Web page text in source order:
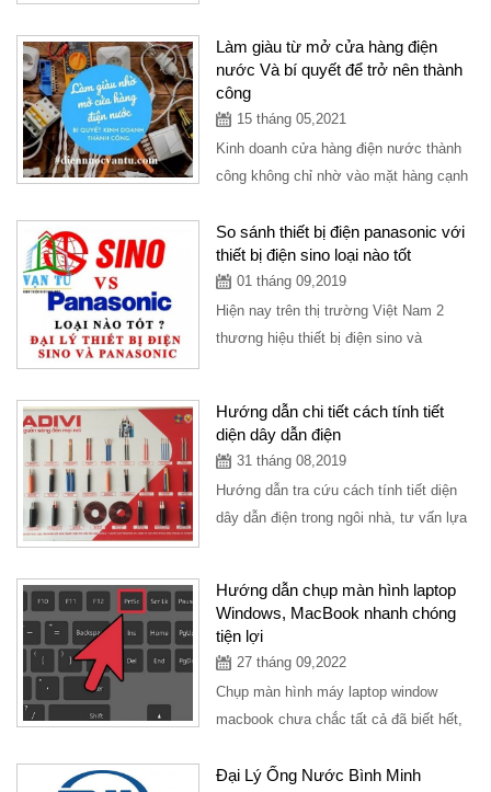
Làm giàu từ mở cửa hàng điện
nước Và bí quyết để trở nên thành
công
15 tháng 05,2021
Kinh doanh cửa hàng điện nước thành
công không chỉ nhờ vào mặt hàng cạnh
thuộc...
So sánh thiết bị điện panasonic với
thiết bị điện sino loại nào tốt
01 tháng 09,2019
Hiện nay trên thị trường Việt Nam 2
thương hiệu thiết bị điện sino và
Hướng dẫn chi tiết cách tính tiết
diện dây dẫn điện
31 tháng 08,2019
Hướng dẫn tra cứu cách tính tiết diện
dây dẫn điện trong ngôi nhà, tư vấn lựa
Hướng dẫn chụp màn hình laptop
Windows, MacBook nhanh chóng
tiện lợi
27 tháng 09,2022
Chụp màn hình máy laptop window
macbook chưa chắc tất cả đã biết hết,
tính các dòng...
Đại Lý Ống Nước Bình Minh